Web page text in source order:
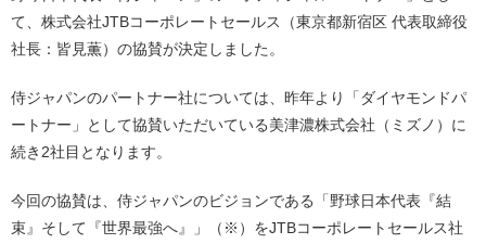
て、株式会社JTBコーポレートセールス（東京都新宿区 代表取締役
社長：皆見薫）の協賛が決定しました。
侍ジャパンのパートナー社については、昨年より「ダイヤモンドパ
ートナー」として協賛いただいている美津濃株式会社（ミズノ）に
続き2社目となります。
今回の協賛は、侍ジャパンのビジョンである「野球日本代表『結
束』そして『世界最強へ』」（※）をJTBコーポレートセールス社